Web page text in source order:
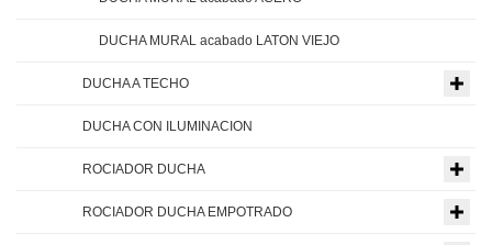
DUCHA MURAL acabado LATON VIEJO
DUCHA A TECHO
DUCHA CON ILUMINACION
ROCIADOR DUCHA
ROCIADOR DUCHA EMPOTRADO